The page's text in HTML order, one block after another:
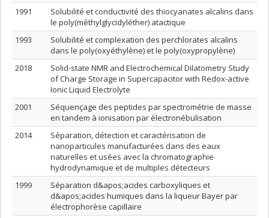
1991
Solubilité et conductivité des thiocyanates alcalins dans
le poly(méthylglycidyléther) atactique
1993
Solubilité et complexation des perchlorates alcalins
dans le poly(oxyéthylène) et le poly(oxypropylène)
2018
Solid-state NMR and Electrochemical Dilatometry Study
of Charge Storage in Supercapacitor with Redox-active
Ionic Liquid Electrolyte
2001
Séquençage des peptides par spectrométrie de masse
en tandem à ionisation par électronébulisation
2014
Séparation, détection et caractérisation de
nanoparticules manufacturées dans des eaux
naturelles et usées avec la chromatographie
hydrodynamique et de multiples détecteurs
1999
Séparation d&apos;acides carboxyliques et
d&apos;acides humiques dans la liqueur Bayer par
électrophorèse capillaire